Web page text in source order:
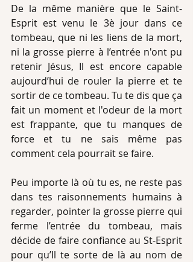
De la même manière que le Saint-
Esprit est venu le 3è jour dans ce
tombeau, que ni les liens de la mort,
ni la grosse pierre à l’entrée n'ont pu
retenir Jésus, Il est encore capable
aujourd’hui de rouler la pierre et te
sortir de ce tombeau. Tu te dis que ça
fait un moment et l'odeur de la mort
est frappante, que tu manques de
force et tu ne sais même pas
comment cela pourrait se faire.
Peu importe là où tu es, ne reste pas
dans tes raisonnements humains à
regarder, pointer la grosse pierre qui
ferme l’entrée du tombeau, mais
décide de faire confiance au St-Esprit
pour qu’Il te sorte de là au nom de